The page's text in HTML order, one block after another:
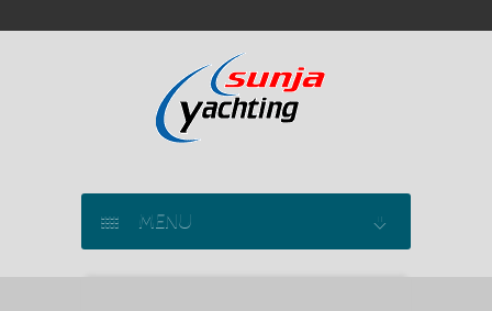
MENU